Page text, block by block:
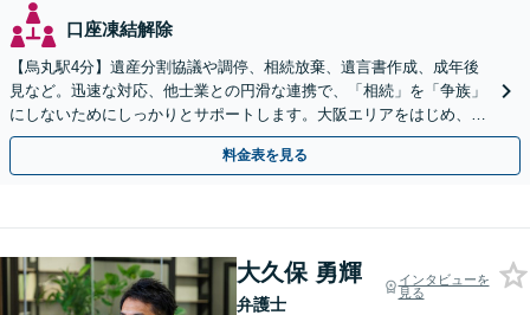
口座凍結解除
【烏丸駅4分】遺産分割協議や調停、相続放棄、遺言書作成、成年後
見など。迅速な対応、他士業との円滑な連携で、「相続」を「争族」
にしないためにしっかりとサポートします。大阪エリアをはじめ、出
張相談も対応します【Web面談可】【初回相談無料】
料金表を見る
大久保 勇輝
弁護士
インタビューを
見る